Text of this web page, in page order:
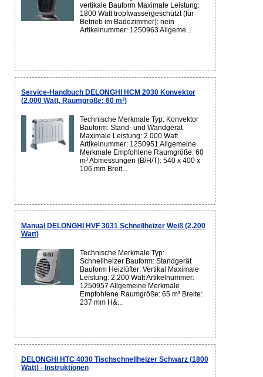
vertikale Bauform Maximale Leistung:
1800 Watt tropfwassergeschützt (für
Betrieb im Badezimmer): nein
Artikelnummer: 1250963 Allgeme...
Service-Handbuch DELONGHI HCM 2030 Konvektor
(2.000 Watt, Raumgröße: 60 m³)
Technische Merkmale Typ: Konvektor
Bauform: Stand- und Wandgerät
Maximale Leistung: 2.000 Watt
Artikelnummer: 1250951 Allgemeine
Merkmale Empfohlene Raumgröße: 60
m³ Abmessungen (B/H/T): 540 x 400 x
106 mm Breit...
Manual DELONGHI HVF 3031 Schnellheizer Weiß (2.200
Watt)
Technische Merkmale Typ:
Schnellheizer Bauform: Standgerät
Bauform Heizlüfter: Vertikal Maximale
Leistung: 2.200 Watt Artikelnummer:
1250957 Allgemeine Merkmale
Empfohlene Raumgröße: 65 m³ Breite:
237 mm H&...
DELONGHI HTC 4030 Tischschnellheizer Schwarz (1800
Watt) - Instruktionen